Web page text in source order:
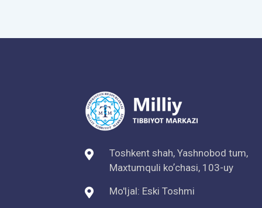
Toshkent shah, Yashnobod tum,
Maxtumquli koʼchasi, 103-uy
Mo'ljal: Eski Toshmi